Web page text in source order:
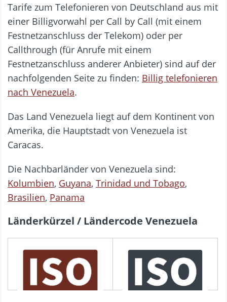
Tarife zum Telefonieren von Deutschland aus mit
einer Billigvorwahl per Call by Call (mit einem
Festnetzanschluss der Telekom) oder per
Callthrough (für Anrufe mit einem
Festnetzanschluss anderer Anbieter) sind auf der
nachfolgenden Seite zu finden: Billig telefonieren
nach Venezuela.
Das Land Venezuela liegt auf dem Kontinent von
Amerika, die Hauptstadt von Venezuela ist
Caracas.
Die Nachbarländer von Venezuela sind:
Kolumbien, Guyana, Trinidad und Tobago,
Brasilien, Panama
Länderkürzel / Ländercode Venezuela
3166 ALPHA-3
VEN
3166 ALPHA-2
VE